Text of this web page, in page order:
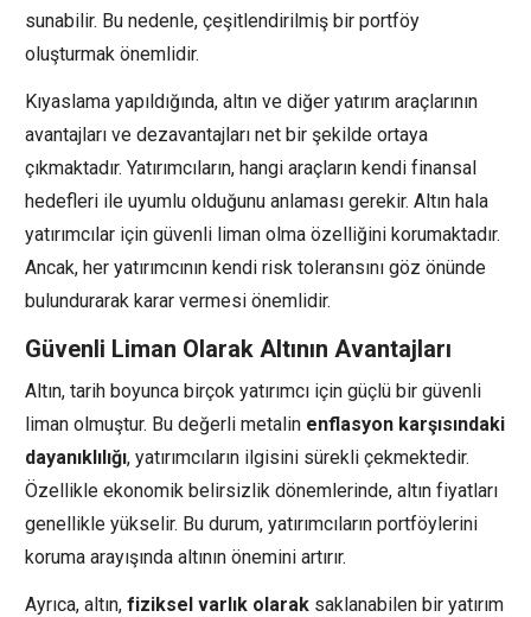
sunabilir. Bu nedenle, çeşitlendirilmiş bir portföy
oluşturmak önemlidir.
Kıyaslama yapıldığında, altın ve diğer yatırım araçlarının
avantajları ve dezavantajları net bir şekilde ortaya
çıkmaktadır. Yatırımcıların, hangi araçların kendi finansal
hedefleri ile uyumlu olduğunu anlaması gerekir. Altın hala
yatırımcılar için güvenli liman olma özelliğini korumaktadır.
Ancak, her yatırımcının kendi risk toleransını göz önünde
bulundurarak karar vermesi önemlidir.
Güvenli Liman Olarak Altının Avantajları
Altın, tarih boyunca birçok yatırımcı için güçlü bir güvenli
liman olmuştur. Bu değerli metalin enflasyon karşısındaki
dayanıklılığı, yatırımcıların ilgisini sürekli çekmektedir.
Özellikle ekonomik belirsizlik dönemlerinde, altın fiyatları
genellikle yükselir. Bu durum, yatırımcıların portföylerini
koruma arayışında altının önemini artırır.
Ayrıca, altın, fiziksel varlık olarak saklanabilen bir yatırım